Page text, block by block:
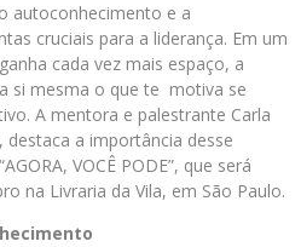
autoconhecimento e a
cruciais para a liderança. Em um
cada vez mais espaço, a
si mesma o que te motiva se
A mentora e palestrante Carla
destaca a importância desse
VOCÊ PODE”, que será
na Livraria da Vila, em São Paulo.